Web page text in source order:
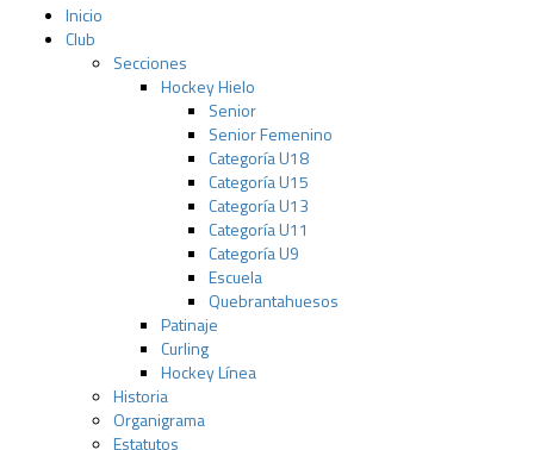
Inicio
Club
Secciones
Hockey Hielo
Senior
Senior Femenino
Categoría U18
Categoría U15
Categoría U13
Categoría U11
Categoría U9
Escuela
Quebrantahuesos
Patinaje
Curling
Hockey Línea
Historia
Organigrama
Estatutos